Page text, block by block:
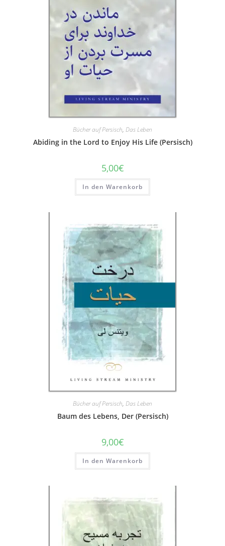
Bücher auf Persisch, Das Leben
Abiding in the Lord to Enjoy His Life (Persisch)
5,00€
In den Warenkorb
Bücher auf Persisch, Das Leben
Baum des Lebens, Der (Persisch)
9,00€
In den Warenkorb